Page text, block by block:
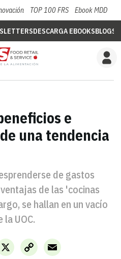
TOP 100 FRS Ebook MDD
DESCARGA EBOOKSBLOGS
e
una tendencia
de gastos
de las 'cocinas
se hallan en un vacío
UOC.
X
Copy
Link
Email